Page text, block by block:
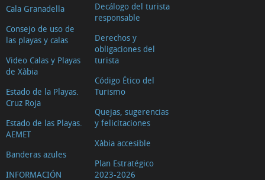
Cala Granadella
Consejo de uso de
las playas y calas
Video Calas y Playas
de Xàbia
Estado de la Playas.
Cruz Roja
Estado de las Playas.
AEMET
Banderas azules
INFORMACIÓN
Decálogo del turista
responsable
Derechos y
obligaciones del
turista
Código Ético del
Turismo
Quejas, sugerencias
y felicitaciones
Xàbia accesible
Plan Estratégico
2023-2026